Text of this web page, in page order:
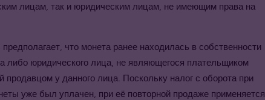
лицам, так и юридическим лицам, не имеющим права на
что монета ранее находилась в собственности
либо юридического лица, не являющегося плательщиком
у данного лица. Поскольку налог с оборота при
уже был уплачен, при её повторной продаже применяется